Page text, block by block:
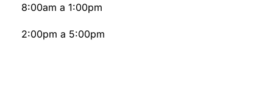
8:00am a 1:00pm
2:00pm a 5:00pm